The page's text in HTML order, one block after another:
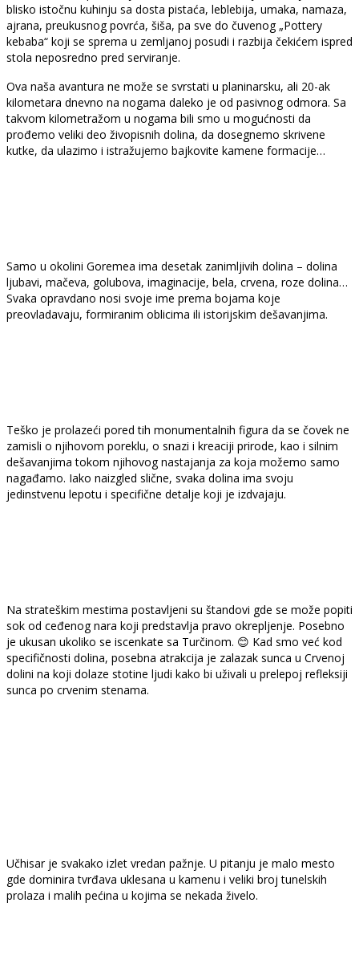
blisko istočnu kuhinju sa dosta pistaća, leblebija, umaka, namaza,
ajrana, preukusnog povrća, šiša, pa sve do čuvenog „Pottery
kebaba“ koji se sprema u zemljanoj posudi i razbija čekićem ispred
stola neposredno pred serviranje.
Ova naša avantura ne može se svrstati u planinarsku, ali 20-ak
kilometara dnevno na nogama daleko je od pasivnog odmora. Sa
takvom kilometražom u nogama bili smo u mogućnosti da
prođemo veliki deo živopisnih dolina, da dosegnemo skrivene
kutke, da ulazimo i istražujemo bajkovite kamene formacije…
Samo u okolini Goremea ima desetak zanimljivih dolina – dolina
ljubavi, mačeva, golubova, imaginacije, bela, crvena, roze dolina…
Svaka opravdano nosi svoje ime prema bojama koje
preovladavaju, formiranim oblicima ili istorijskim dešavanjima.
Teško je prolazeći pored tih monumentalnih figura da se čovek ne
zamisli o njihovom poreklu, o snazi i kreaciji prirode, kao i silnim
dešavanjima tokom njihovog nastajanja za koja možemo samo
nagađamo. Iako naizgled slične, svaka dolina ima svoju
jedinstvenu lepotu i specifične detalje koji je izdvajaju.
Na strateškim mestima postavljeni su štandovi gde se može popiti
sok od ceđenog nara koji predstavlja pravo okrepljenje. Posebno
je ukusan ukoliko se iscenkate sa Turčinom. 😊 Kad smo već kod
specifičnosti dolina, posebna atrakcija je zalazak sunca u Crvenoj
dolini na koji dolaze stotine ljudi kako bi uživali u prelepoj refleksiji
sunca po crvenim stenama.
Učhisar je svakako izlet vredan pažnje. U pitanju je malo mesto
gde dominira tvrđava uklesana u kamenu i veliki broj tunelskih
prolaza i malih pećina u kojima se nekada živelo.